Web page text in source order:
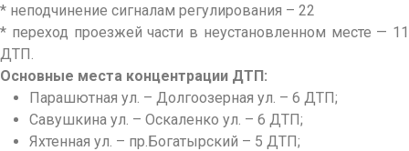
* неподчинение сигналам регулирования – 22
* переход проезжей части в неустановленном месте — 11
ДТП.
Основные места концентрации ДТП:
Парашютная ул. – Долгоозерная ул. – 6 ДТП;
Савушкина ул. – Оскаленко ул. – 6 ДТП;
Яхтенная ул. – пр.Богатырский – 5 ДТП;